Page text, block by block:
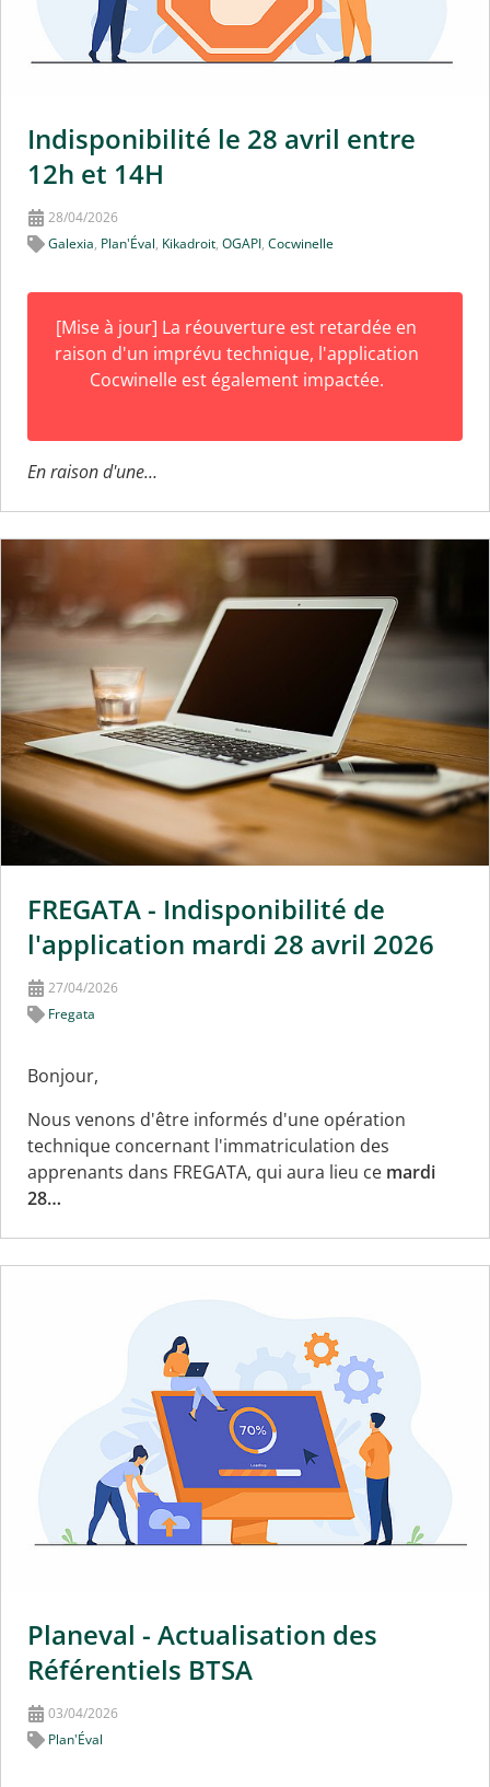
Indisponibilité le 28 avril entre
12h et 14H
28/04/2026
Galexia, Plan'Éval, Kikadroit,OGAPI,Cocwinelle
[Mise à jour] La réouverture est retardée en
raison d'un imprévu technique, l'application
Cocwinelle est également impactée.
En raison d'une…
FREGATA - Indisponibilité de
l'application mardi 28 avril 2026
27/04/2026
Fregata
Bonjour,
Nous venons d'être informés d'une opération
technique concernant l'immatriculation des
apprenants dans FREGATA, qui aura lieu ce mardi
28…
Planeval - Actualisation des
Référentiels BTSA
03/04/2026
Plan'Éval